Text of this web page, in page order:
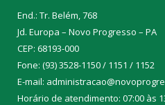
End.: Tr. Belém, 768
Jd. Europa – Novo Progresso – PA
CEP: 68193-000
Fone: (93) 3528-1150 / 1151 / 1152
E-mail:
Horário de atendimento: 07:00 às